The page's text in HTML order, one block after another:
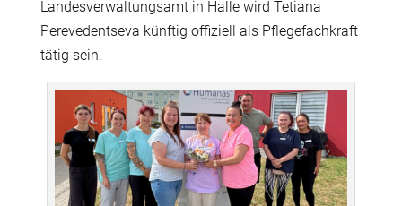
Landesverwaltungsamt in Halle wird Tetiana
Perevedentseva künftig offiziell als Pflegefachkraft
tätig sein.